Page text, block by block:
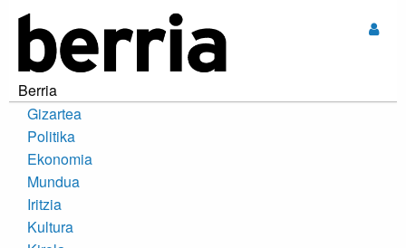
Berria
Gizartea
Politika
Ekonomia
Mundua
Iritzia
Kultura